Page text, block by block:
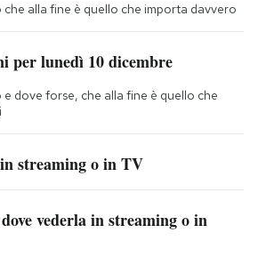
alla fine è quello che importa davvero
per lunedì 10 dicembre
dove forse, che alla fine è quello che
streaming o in TV
vederla in streaming o in